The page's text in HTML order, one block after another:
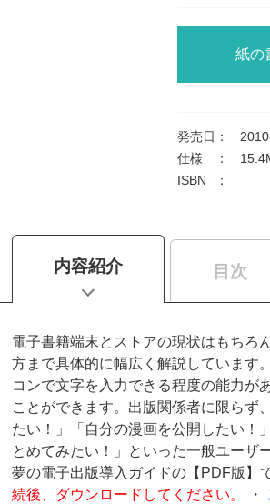
紙の
発売日 ：
仕様
：
ISBN
：
内容紹介 目次
電子書籍端末とストアの現状はもちろ
方まで具体的に幅広く解説しています
コンで文字を入力できる程度の能力が
ことができます。出版関係者に限らず
たい！」「自分の漫画を公開したい！
とめてみたい！」といった一般ユーザ
夢の電子出版導入ガイドの【PDF版】
続後、ダウンロードしてください。
・